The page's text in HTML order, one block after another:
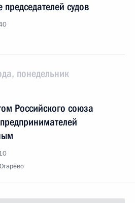
судов
понедельник
Российского союза